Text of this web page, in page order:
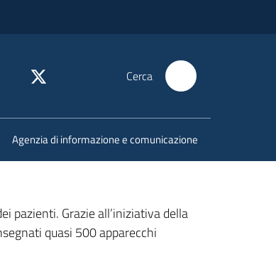
Cerca
Agenzia di informazione e comunicazione
pazienti. Grazie all’iniziativa della
quasi 500 apparecchi